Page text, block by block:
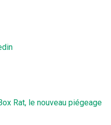
Rat, le nouveau piégeage